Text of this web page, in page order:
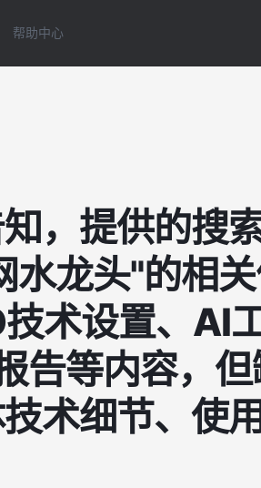
帮助中心
，提供的搜
水龙头"的相
术设置、AI工
等内容，但
术细节、使